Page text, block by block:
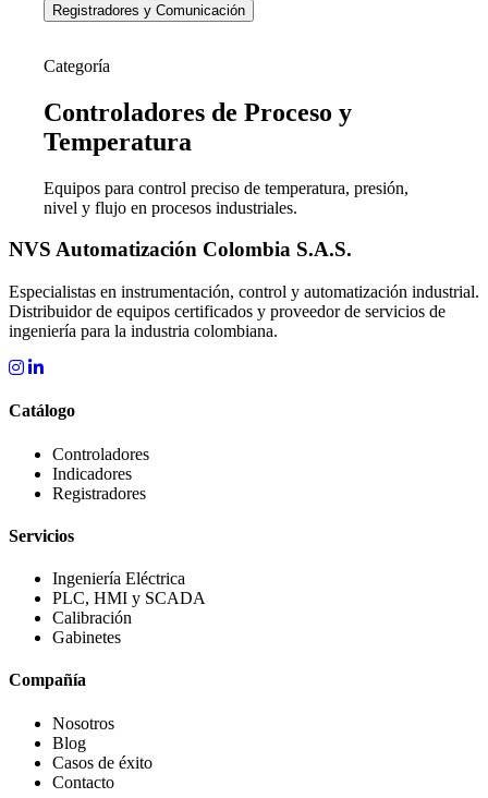
Registradores y Comunicación
Categoría
Controladores de Proceso y
Temperatura
Equipos para control preciso de temperatura, presión,
nivel y flujo en procesos industriales.
NVS Automatización Colombia S.A.S.
Especialistas en instrumentación, control y automatización industrial.
Distribuidor de equipos certificados y proveedor de servicios de
ingeniería para la industria colombiana.
Catálogo
Controladores
Indicadores
Registradores
Servicios
Ingeniería Eléctrica
PLC, HMI y SCADA
Calibración
Gabinetes
Compañía
Nosotros
Blog
Casos de éxito
Contacto